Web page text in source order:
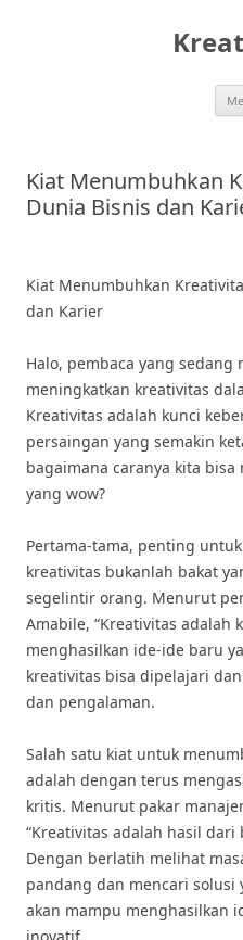
Kiat Menumbuhkan
Dunia Bisnis dan
Kiat Menumbuhkan
dan Karier
Halo, pembaca yang sedang
meningkatkan kreativitas
Kreativitas adalah kunci
persaingan yang semakin
bagaimana caranya kita
yang wow?
Pertama-tama, penting
kreativitas bukanlah bakat
segelintir orang. Menurut
Amabile, “Kreativitas adalah
menghasilkan ide-ide baru
kreativitas bisa dipelajari
dan pengalaman.
Salah satu kiat untuk
adalah dengan terus
kritis. Menurut pakar
“Kreativitas adalah hasil
Dengan berlatih melihat
pandang dan mencari solusi
akan mampu menghasilkan